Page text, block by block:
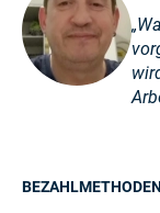
BEZAHLMETHODEN